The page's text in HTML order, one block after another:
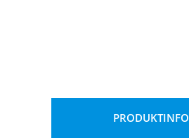
PRODUKTINFO